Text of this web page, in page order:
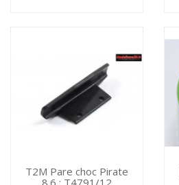
T2M Pare choc Pirate